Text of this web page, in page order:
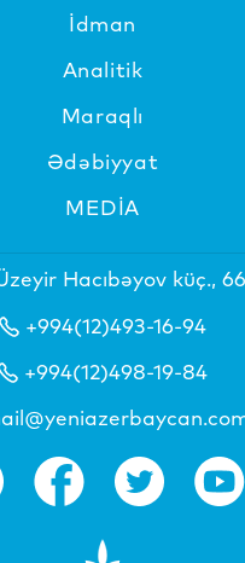
İdman
Analitik
Maraqlı
Ədəbiyyat
MEDİA
Hacıbəyov küç.,
+994(12)493-16-94
+994(12)498-19-84